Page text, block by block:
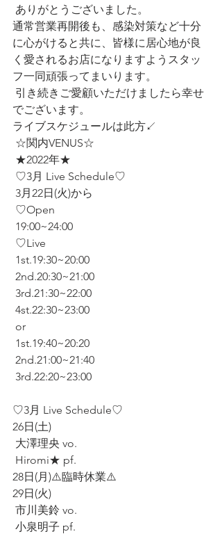
ありがとうございました。
通常営業再開後も、感染対策など十分
に心がけると共に、皆様に居心地が良
く愛されるお店になりますようスタッ
フ一同頑張ってまいります。
でございます。
ライブスケジュールは此方↙️
☆関内VENUS☆
★2022年★
♡3月 Live Schedule♡
3月22日(火)から
♡Open
19:00~24:00
♡Live
1st.19:30~20:00
2nd.20:30~21:00
3rd.21:30~22:00
4st.22:30~23:00
or
1st.19:40~20:20
2nd.21:00~21:40
3rd.22:20~23:00
♡3月 Live Schedule♡
26日(土)
大澤理央 vo.
Hiromi★ pf.
28日(月)⚠️臨時休業⚠️
29日(火)
市川美鈴 vo.
小泉明子 pf.